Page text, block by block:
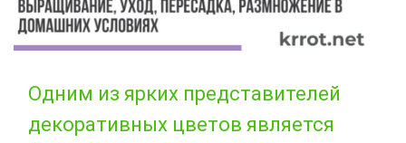
Одним из ярких представителей
декоративных цветов является